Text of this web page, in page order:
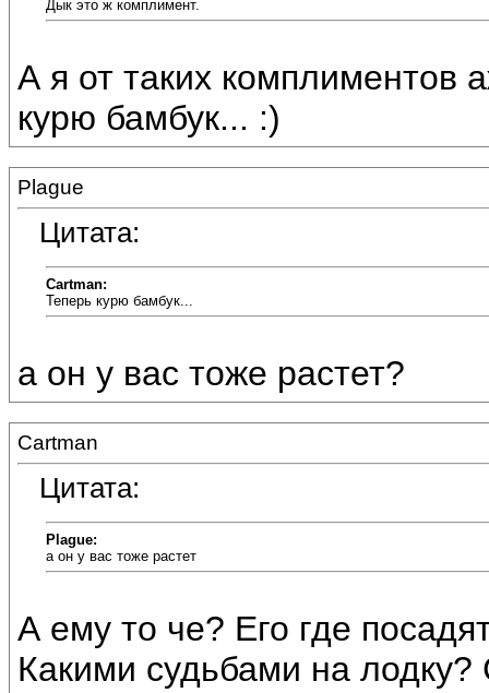
Дык это ж комплимент.
А я от таких комплиментов
курю бамбук... :)
Plague
Цитата:
Cartman:
Теперь курю бамбук...
а он у вас тоже растет?
Cartman
Цитата:
Plague:
а он у вас тоже растет
А ему то че? Его где
Какими судьбами на лодку?